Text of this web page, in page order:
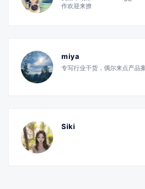
作欢迎来撩
miya
专写行业干货，偶尔来点产品
Siki